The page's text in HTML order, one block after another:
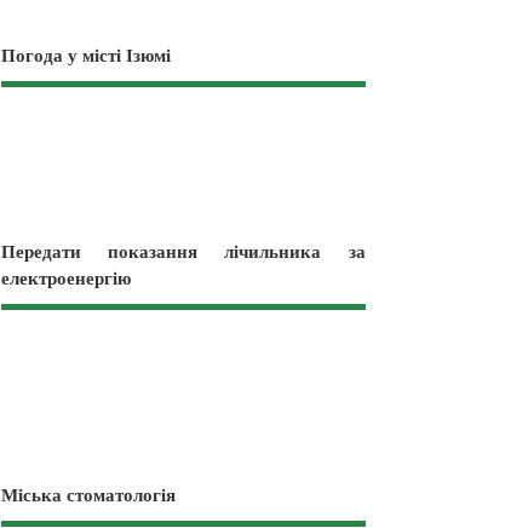
Погода у місті Ізюмі
Передати показання лічильника за
електроенергію
Міська стоматологія